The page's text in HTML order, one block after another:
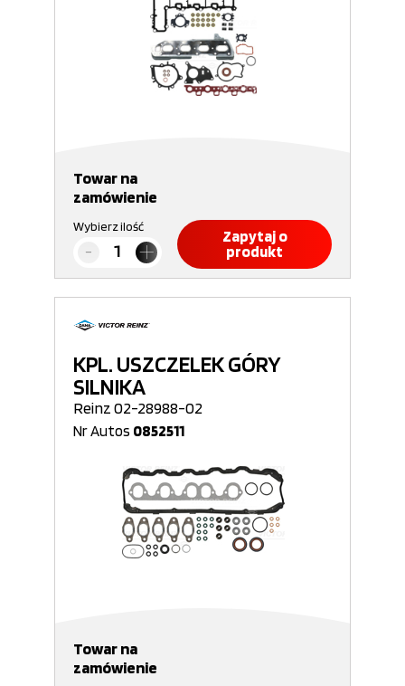
Towar na
zamówienie
Wybierz ilość
Zapytaj o
produkt
KPL. USZCZELEK GÓRY
SILNIKA
Reinz 02-28988-02
Nr Autos 0852511
Towar na
zamówienie